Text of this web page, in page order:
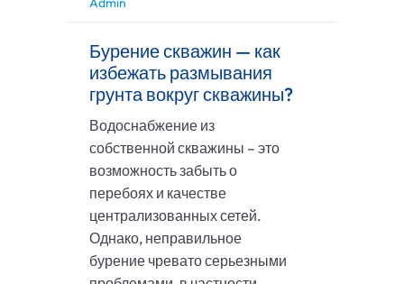
Бурение скважин — как
избежать размывания
грунта вокруг скважины?
Водоснабжение из
собственной скважины – это
возможность забыть о
перебоях и качестве
централизованных сетей.
Однако, неправильное
бурение чревато серьезными